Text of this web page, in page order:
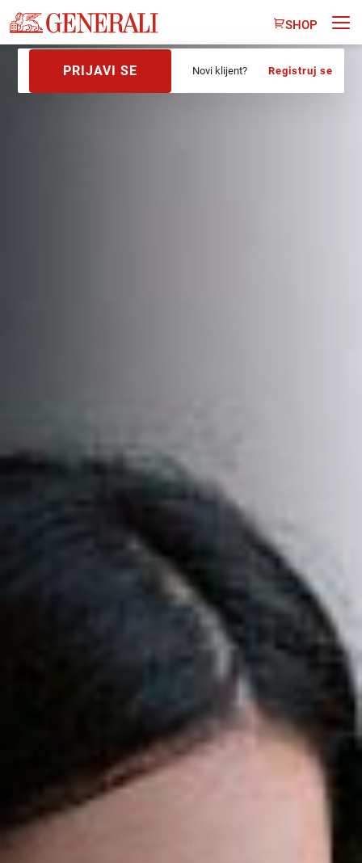
SHOP
PRIJAVI SE Novi klijent? Registruj se